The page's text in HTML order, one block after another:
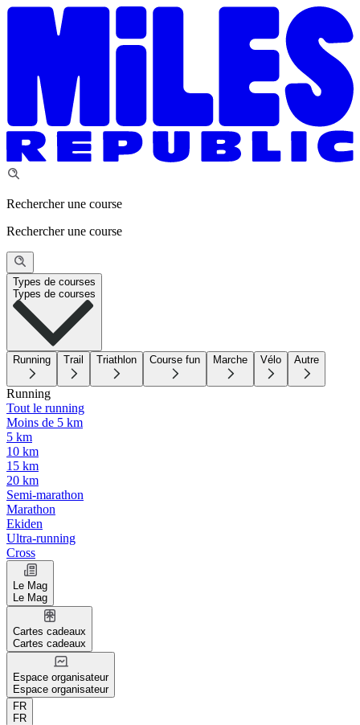
Rechercher une course
Rechercher une course
Types de courses
Types de courses
Running Trail Triathlon Course fun Marche Vélo Autre
Running
Tout le running
Moins de 5 km
5 km
10 km
15 km
20 km
Semi-marathon
Marathon
Ekiden
Ultra-running
Cross
Le Mag
Le Mag
Cartes cadeaux
Cartes cadeaux
Espace organisateur
Espace organisateur
FR
FR